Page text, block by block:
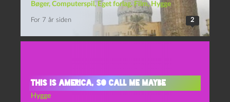
Bøger, Computerspil , Eget forlag,Film,Hygge
For 7 år siden 2
This is America, So Call Me Maybe
Hygge